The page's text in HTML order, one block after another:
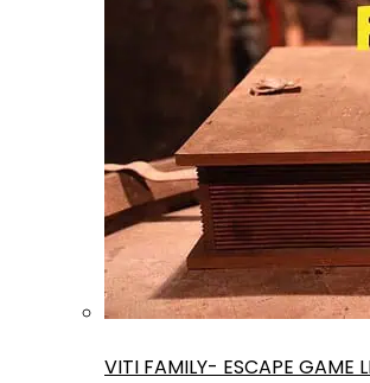
VITI FAMILY- ESCAPE GAME